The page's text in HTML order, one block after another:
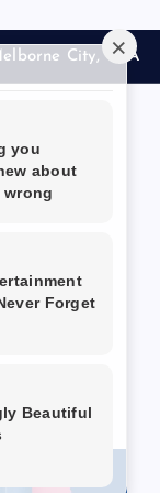
City, USA